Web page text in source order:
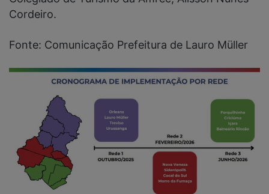
Cordeiro.
Fonte: Comunicação Prefeitura de Lauro Müller